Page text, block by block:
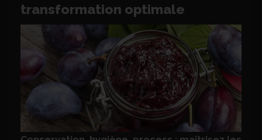
transformation optimale